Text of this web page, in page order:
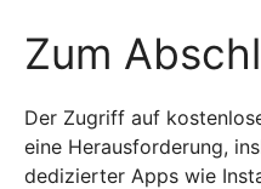
Zum
Der Zugriff auf
eine Herausforderung,
dedizierter Apps wie